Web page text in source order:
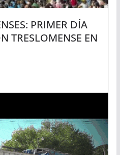
PRIMER DÍA
TRESLOMENSE EN